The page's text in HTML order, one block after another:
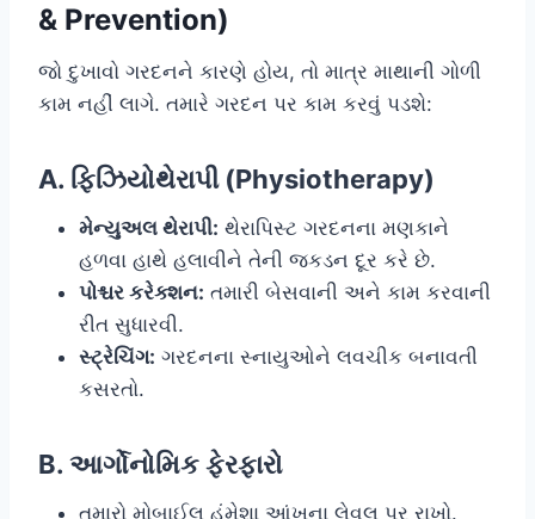
& Prevention)
જો દુખાવો ગરદનને કારણે હોય, તો માત્ર માથાની ગોળી
કામ નહીં લાગે. તમારે ગરદન પર કામ કરવું પડશે:
A. ફિઝિયોથેરાપી (Physiotherapy)
મેન્યુઅલ થેરાપી: થેરાપિસ્ટ ગરદનના મણકાને
હળવા હાથે હલાવીને તેની જકડન દૂર કરે છે.
પોશ્ચર કરેક્શન: તમારી બેસવાની અને કામ કરવાની
રીત સુધારવી.
સ્ટ્રેચિંગ: ગરદનના સ્નાયુઓને લવચીક બનાવતી
કસરતો.
B. આર્ગોનોમિક ફેરફારો
તમારો મોબાઈલ હંમેશા આંખના લેવલ પર રાખો.